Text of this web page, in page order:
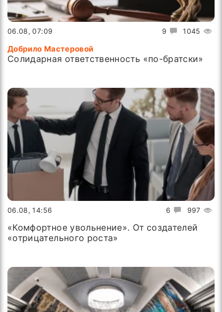
9 1045
06.08, 07:09
Добрило Мастеровой
Солидарная ответственность «по-братски»
6 997
06.08, 14:56
«Комфортное увольнение». От создателей
«отрицательного роста»